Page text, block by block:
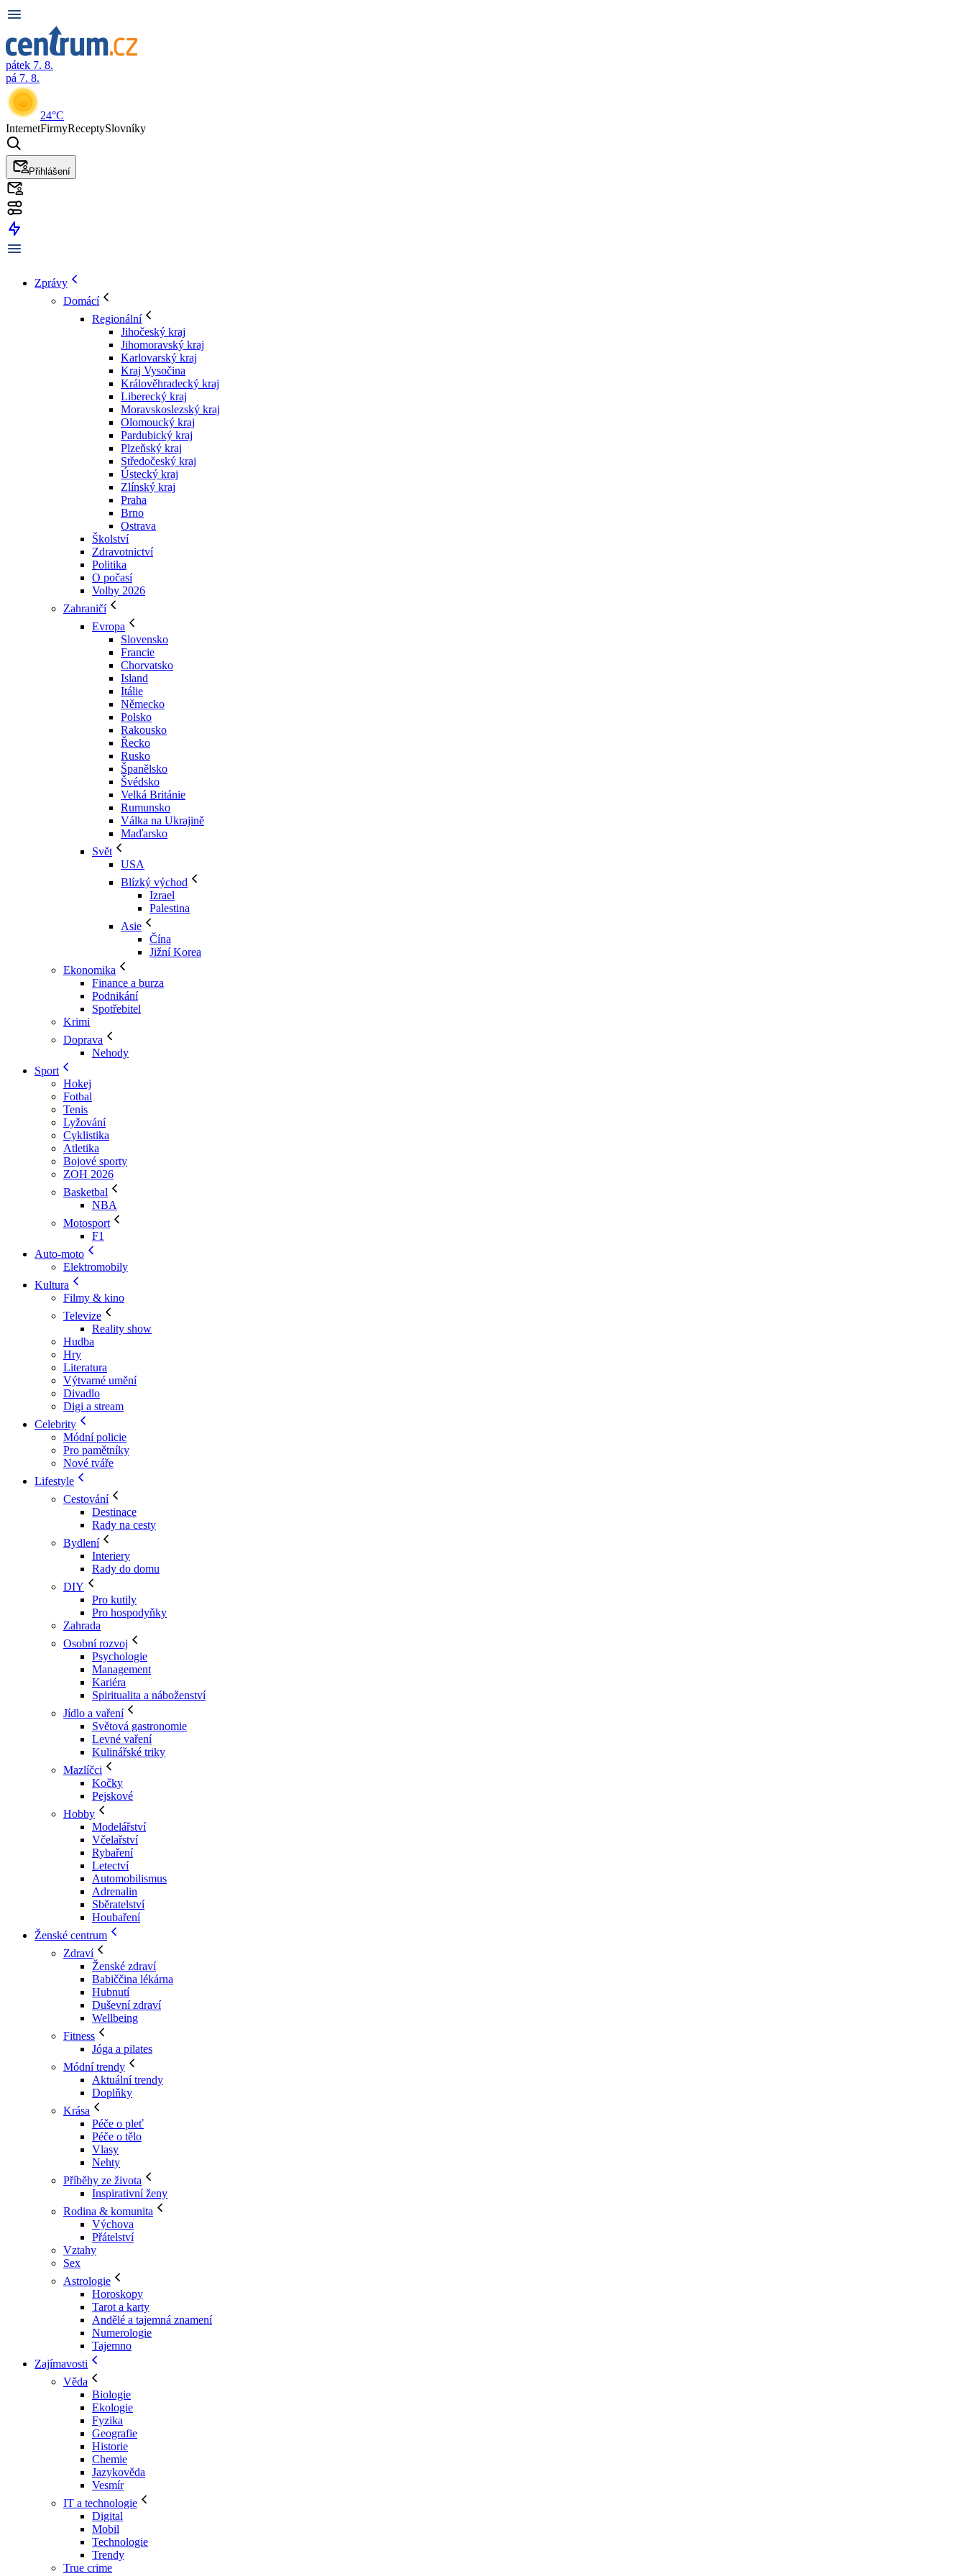
pátek 7. 8.
pá 7. 8.
24°C
InternetFirmyReceptySlovníky
Přihlášení
Zprávy
Domácí
Regionální
Jihočeský kraj
Jihomoravský kraj
Karlovarský kraj
Kraj Vysočina
Králověhradecký kraj
Liberecký kraj
Moravskoslezský kraj
Olomoucký kraj
Pardubický kraj
Plzeňský kraj
Středočeský kraj
Ústecký kraj
Zlínský kraj
Praha
Brno
Ostrava
Školství
Zdravotnictví
Politika
O počasí
Volby 2026
Zahraničí
Evropa
Slovensko
Francie
Chorvatsko
Island
Itálie
Německo
Polsko
Rakousko
Řecko
Rusko
Španělsko
Švédsko
Velká Británie
Rumunsko
Válka na Ukrajině
Maďarsko
Svět
USA
Blízký východ
Izrael
Palestina
Asie
Čína
Jižní Korea
Ekonomika
Finance a burza
Podnikání
Spotřebitel
Krimi
Doprava
Nehody
Sport
Hokej
Fotbal
Tenis
Lyžování
Cyklistika
Atletika
Bojové sporty
ZOH 2026
Basketbal
NBA
Motosport
F1
Auto-moto
Elektromobily
Kultura
Filmy & kino
Televize
Reality show
Hudba
Hry
Literatura
Výtvarné umění
Divadlo
Digi a stream
Celebrity
Módní policie
Pro pamětníky
Nové tváře
Lifestyle
Cestování
Destinace
Rady na cesty
Bydlení
Interiery
Rady do domu
DIY
Pro kutily
Pro hospodyňky
Zahrada
Osobní rozvoj
Psychologie
Management
Kariéra
Spiritualita a náboženství
Jídlo a vaření
Světová gastronomie
Levné vaření
Kulinářské triky
Mazlíčci
Kočky
Pejskové
Hobby
Modelářství
Včelařství
Rybaření
Letectví
Automobilismus
Adrenalin
Sběratelství
Houbaření
Ženské centrum
Zdraví
Ženské zdraví
Babiččina lékárna
Hubnutí
Duševní zdraví
Wellbeing
Fitness
Jóga a pilates
Módní trendy
Aktuální trendy
Doplňky
Krása
Péče o pleť
Péče o tělo
Vlasy
Nehty
Příběhy ze života
Inspirativní ženy
Rodina & komunita
Výchova
Přátelství
Vztahy
Sex
Astrologie
Horoskopy
Tarot a karty
Andělé a tajemná znamení
Numerologie
Tajemno
Zajímavosti
Věda
Biologie
Ekologie
Fyzika
Geografie
Historie
Chemie
Jazykověda
Vesmír
IT a technologie
Digital
Mobil
Technologie
Trendy
True crime